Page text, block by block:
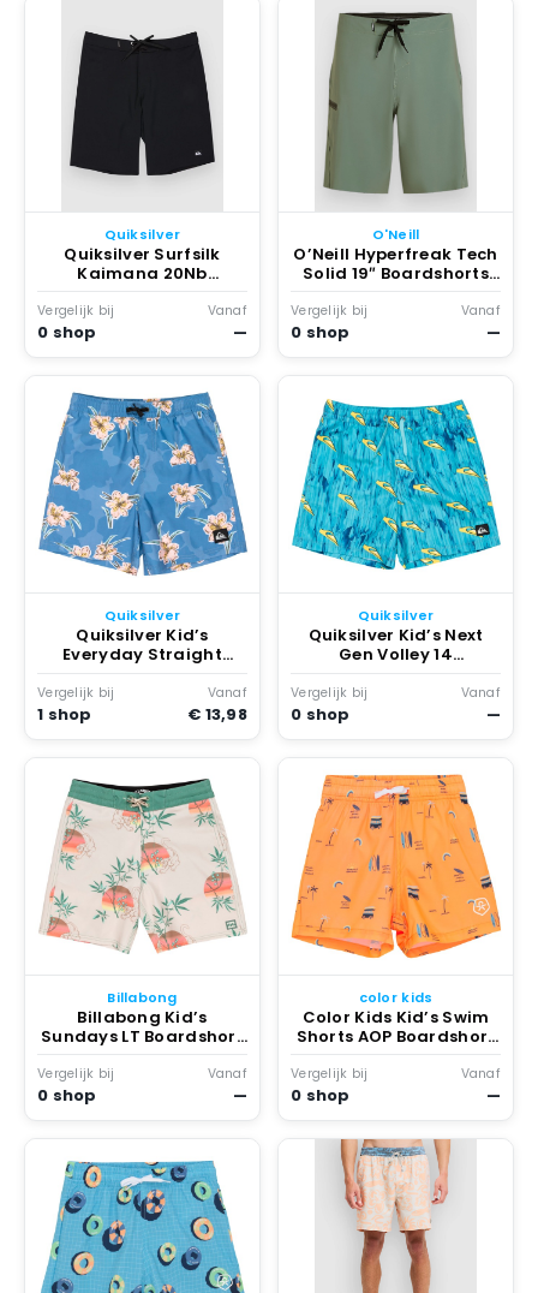
Quiksilver
Quiksilver Surfsilk
Kaimana 20Nb
Boardshorts Zwart
Vergelijk bij
0 shop
Vanaf
—
O'Neill
O’Neill Hyperfreak Tech
Solid 19″ Boardshorts
Sage
Vergelijk bij
0 shop
Vanaf
—
Quiksilver
Quiksilver Kid’s
Everyday Straight
Volley 14 Boardshort
Years Blauw
Vergelijk bij
1 shop
Vanaf
€ 13,98
Quiksilver
Quiksilver Kid’s Next
Gen Volley 14
Boardshort Years
turkoois Blauw
Vergelijk bij
0 shop
Vanaf
—
Billabong
Billabong Kid’s
Sundays LT Boardshort
meerkleurig Multicolor
Vergelijk bij
0 shop
Vanaf
—
color kids
Color Kids Kid’s Swim
Shorts AOP Boardshort
Oranje
Vergelijk bij
0 shop
Vanaf
—